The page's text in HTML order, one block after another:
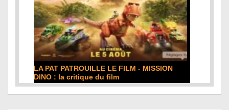
LA PAT PATROUILLE LE FILM - MISSION
DINO : la critique du film